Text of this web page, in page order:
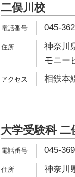
二俣川校
045-
神奈川
モニー
相鉄本
大学受験科 二
045-
神奈川